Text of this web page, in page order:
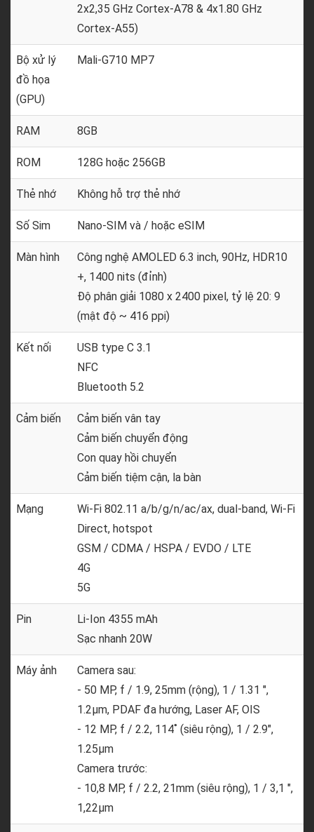
2x2,35 GHz Cortex-A78 & 4x1.80 GHz
Cortex-A55)
Bộ xử lý
đồ họa
(GPU)
Mali-G710 MP7
RAM 8GB
ROM 128G hoặc 256GB
Thẻ nhớ Không hỗ trợ thẻ nhớ
Số Sim Nano-SIM và / hoặc eSIM
Màn hình
Công nghệ AMOLED 6.3 inch, 90Hz, HDR10
+, 1400 nits (đỉnh)
Độ phân giải 1080 x 2400 pixel, tỷ lệ 20: 9
(mật độ ~ 416 ppi)
Kết nối
USB type C 3.1
NFC
Bluetooth 5.2
Cảm biến
Cảm biến vân tay
Cảm biến chuyển động
Con quay hồi chuyển
Cảm biến tiệm cận, la bàn
Mạng
Wi-Fi 802.11 a/b/g/n/ac/ax, dual-band, Wi-Fi
Direct, hotspot
GSM / CDMA / HSPA / EVDO / LTE
4G
5G
Pin
Li-Ion 4355 mAh
Sạc nhanh 20W
Máy ảnh
Camera sau:
- 50 MP, f / 1.9, 25mm (rộng), 1 / 1.31 ",
1.2µm, PDAF đa hướng, Laser AF, OIS
- 12 MP, f / 2.2, 114˚ (siêu rộng), 1 / 2.9",
1.25µm
Camera trước:
- 10,8 MP, f / 2.2, 21mm (siêu rộng), 1 / 3,1 ",
1,22µm